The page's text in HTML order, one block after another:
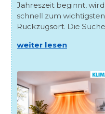
Jahreszeit beginnt,
schnell zum
Rückzugsort. Die Suche
weiter lesen